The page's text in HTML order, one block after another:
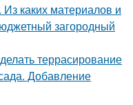
каких материалов и
загородный
террасирование
Добавление